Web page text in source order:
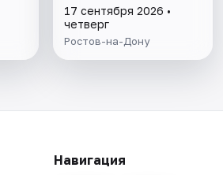
17 сентября 2026 •
четверг
Ростов-на-Дону
Навигация